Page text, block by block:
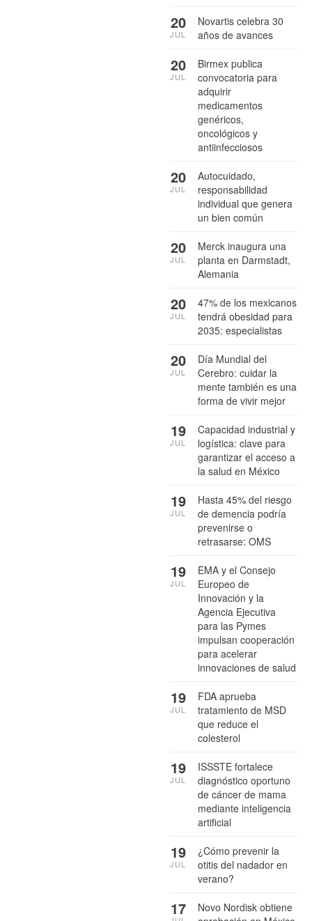
Novartis celebra 30
años de avances
20
JUL
Birmex publica
convocatoria para
adquirir
medicamentos
genéricos,
oncológicos y
antiinfecciosos
20
JUL
Autocuidado,
responsabilidad
individual que genera
un bien común
20
JUL
Merck inaugura una
planta en Darmstadt,
Alemania
20
JUL
47% de los mexicanos
tendrá obesidad para
2035: especialistas
20
JUL
Día Mundial del
Cerebro: cuidar la
mente también es una
forma de vivir mejor
20
JUL
Capacidad industrial y
logística: clave para
garantizar el acceso a
la salud en México
19
JUL
Hasta 45% del riesgo
de demencia podría
prevenirse o
retrasarse: OMS
19
JUL
EMA y el Consejo
Europeo de
Innovación y la
Agencia Ejecutiva
para las Pymes
impulsan cooperación
para acelerar
innovaciones de salud
19
JUL
FDA aprueba
tratamiento de MSD
que reduce el
colesterol
19
JUL
ISSSTE fortalece
diagnóstico oportuno
de cáncer de mama
mediante inteligencia
artificial
19
JUL
¿Cómo prevenir la
otitis del nadador en
verano?
19
JUL
Novo Nordisk obtiene
17